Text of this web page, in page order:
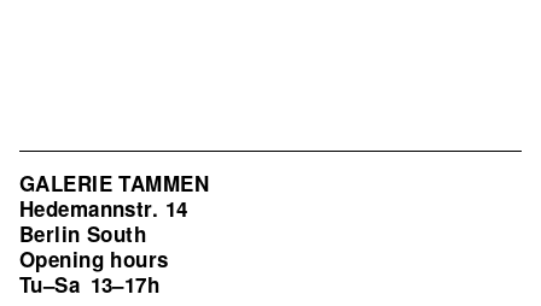
GALERIE TAMMEN
Hedemannstr. 14
Berlin South
Opening hours
Tu–Sa 13–17h